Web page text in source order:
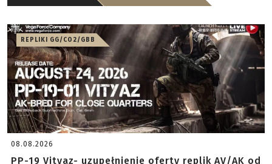
REPLIKI GG/CO2/GBB
08.08.2026
PP-19 Vityaz- uzupełnienie oferty replik AV/AK od